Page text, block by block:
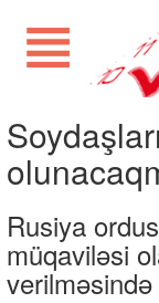
Rusiya
müqaviləsi